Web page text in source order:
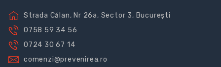
Strada Călan, Nr 26a, Sector 3, București
0758 59 34 56
0724 30 67 14
comenzi@prevenirea.ro